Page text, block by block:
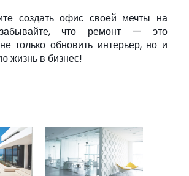
создать офис своей мечты на
что ремонт — это
только обновить интерьер, но и
жизнь в бизнес!